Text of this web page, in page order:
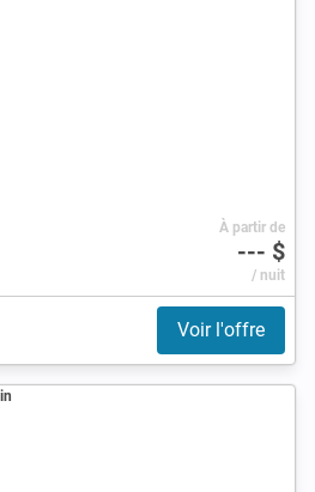
À partir de
--- $
/ nuit
Voir l'offre